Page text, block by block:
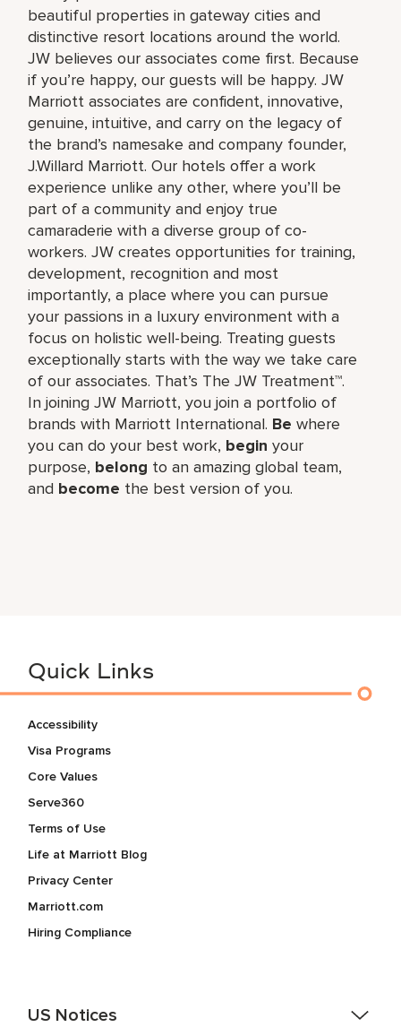
beautiful properties in gateway cities and
distinctive resort locations around the world.
JW believes our associates come first. Because
if you’re happy, our guests will be happy. JW
Marriott associates are confident, innovative,
genuine, intuitive, and carry on the legacy of
the brand’s namesake and company founder,
J.Willard Marriott. Our hotels offer a work
experience unlike any other, where you’ll be
part of a community and enjoy true
camaraderie with a diverse group of co-
workers. JW creates opportunities for training,
development, recognition and most
importantly, a place where you can pursue
your passions in a luxury environment with a
focus on holistic well-being. Treating guests
exceptionally starts with the way we take care
of our associates. That’s The JW Treatment™.
In joining JW Marriott, you join a portfolio of
brands with Marriott International. Be where
you can do your best work,​ begin your
purpose, belong to an amazing global​ team,
and become the best version of you.
Quick Links
Accessibility
Visa Programs
Core Values
Serve360
Terms of Use
Life at Marriott Blog
Privacy Center
Marriott.com
Hiring Compliance
US Notices